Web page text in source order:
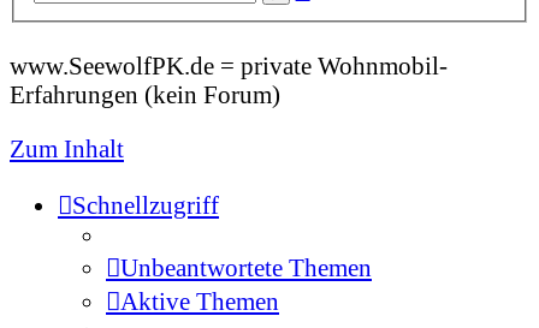
www.SeewolfPK.de = private Wohnmobil-
Erfahrungen (kein Forum)
Zum Inhalt
Schnellzugriff
Unbeantwortete Themen
Aktive Themen